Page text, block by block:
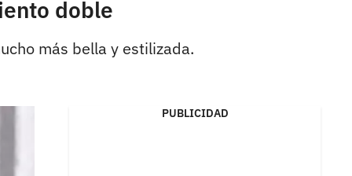
doble
más bella y estilizada.
PUBLICIDAD